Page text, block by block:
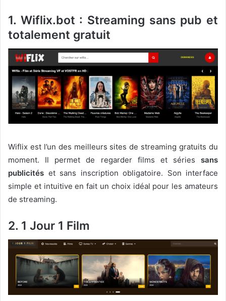
1. Wiflix.bot : Streaming sans pub et
totalement gratuit
Wiflix est l’un des meilleurs sites de streaming gratuits du
moment. Il permet de regarder films et séries sans
publicités et sans inscription obligatoire. Son interface
simple et intuitive en fait un choix idéal pour les amateurs
de streaming.
2. 1 Jour 1 Film